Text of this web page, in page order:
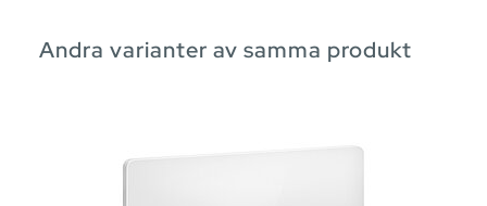
Andra varianter av samma produkt